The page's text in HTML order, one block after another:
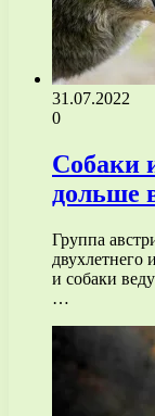
31.07.2022
0
Собаки
дольше
Группа
двухлетнего
и собаки
…